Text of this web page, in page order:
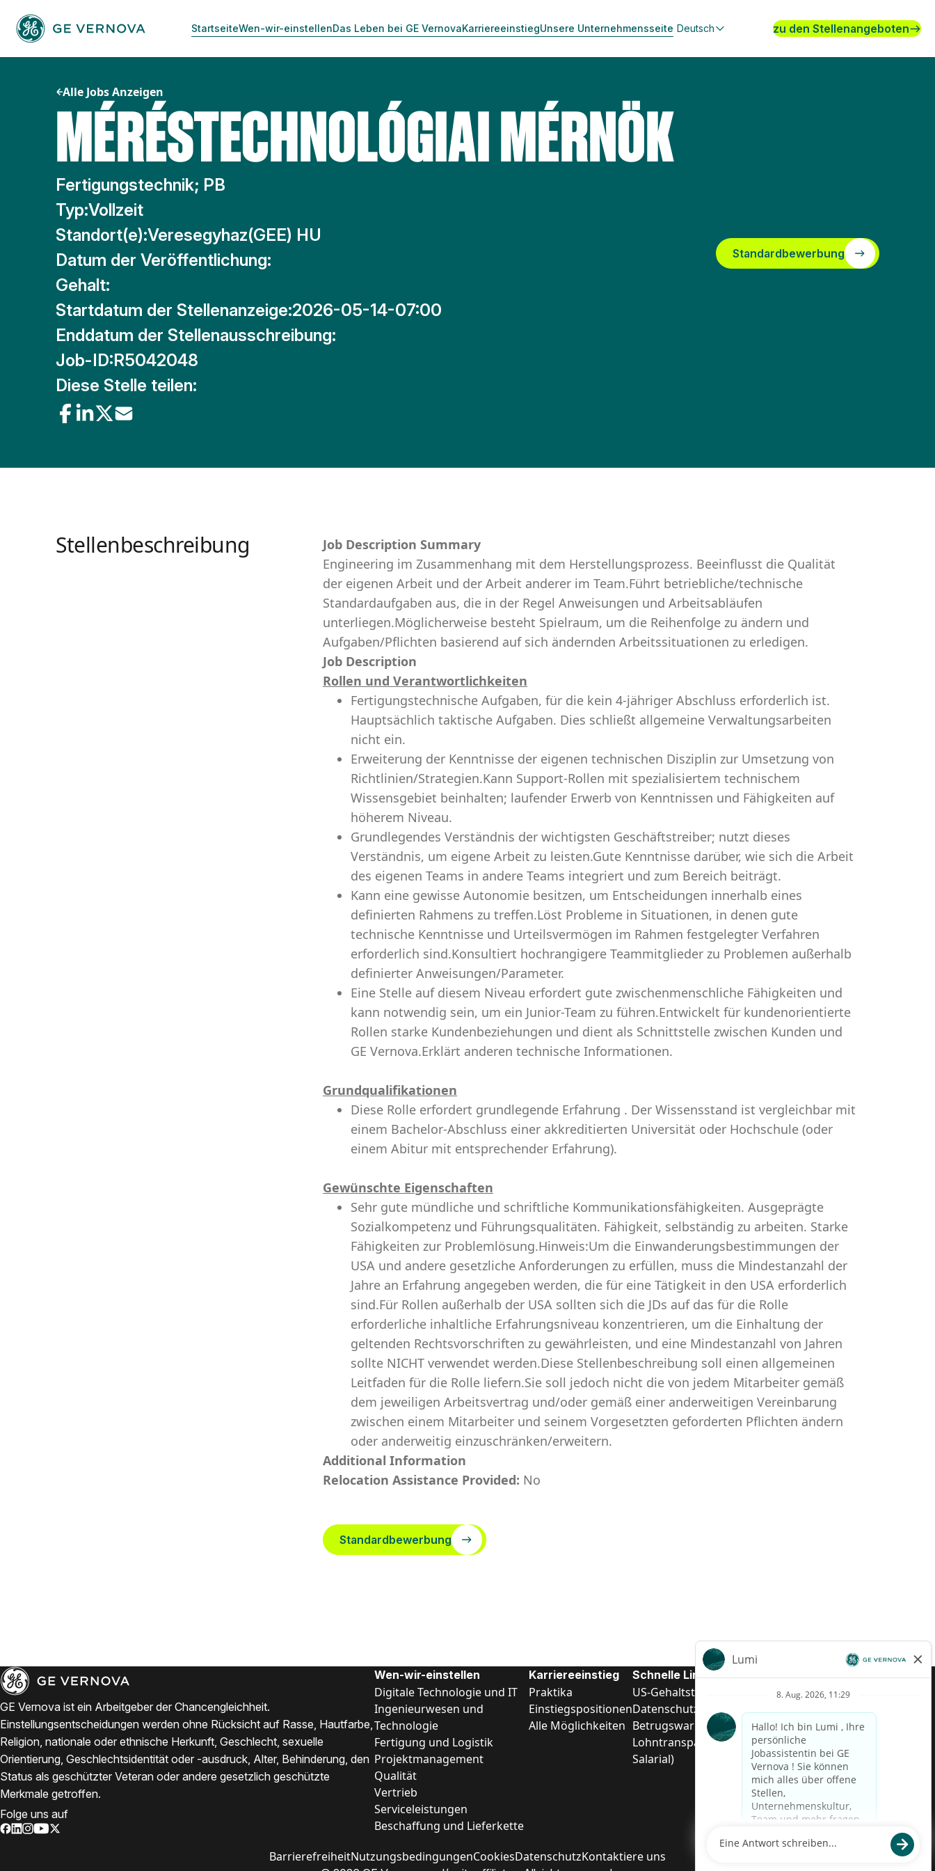
Inhalt
springen
StartseiteWen-wir-einstellenDas Leben bei GE VernovaKarriereeinstiegUnsere Unternehmensseite Deutsch zu den Stellenangeboten
Alle Jobs Anzeigen
MÉRÉSTECHNOLÓGIAI MÉRNÖK
Fertigungstechnik; PB
Typ:Vollzeit
Standort(e):Veresegyhaz(GEE) HU
Datum der Veröffentlichung:
Gehalt:
Startdatum der Stellenanzeige:2026-05-14-07:00
Enddatum der Stellenausschreibung:
Job-ID:R5042048
Diese Stelle teilen:
Standardbewerbung
Stellenbeschreibung
Job Description Summary
Engineering im Zusammenhang mit dem Herstellungsprozess. Beeinflusst die Qualität
der eigenen Arbeit und der Arbeit anderer im Team.Führt betriebliche/technische
Standardaufgaben aus, die in der Regel Anweisungen und Arbeitsabläufen
unterliegen.Möglicherweise besteht Spielraum, um die Reihenfolge zu ändern und
Aufgaben/Pflichten basierend auf sich ändernden Arbeitssituationen zu erledigen.
Job Description
Rollen und Verantwortlichkeiten
Fertigungstechnische Aufgaben, für die kein 4-jähriger Abschluss erforderlich ist.
Hauptsächlich taktische Aufgaben. Dies schließt allgemeine Verwaltungsarbeiten
nicht ein.
Erweiterung der Kenntnisse der eigenen technischen Disziplin zur Umsetzung von
Richtlinien/Strategien.Kann Support-Rollen mit spezialisiertem technischem
Wissensgebiet beinhalten; laufender Erwerb von Kenntnissen und Fähigkeiten auf
höherem Niveau.
Grundlegendes Verständnis der wichtigsten Geschäftstreiber; nutzt dieses
Verständnis, um eigene Arbeit zu leisten.Gute Kenntnisse darüber, wie sich die Arbeit
des eigenen Teams in andere Teams integriert und zum Bereich beiträgt.
Kann eine gewisse Autonomie besitzen, um Entscheidungen innerhalb eines
definierten Rahmens zu treffen.Löst Probleme in Situationen, in denen gute
technische Kenntnisse und Urteilsvermögen im Rahmen festgelegter Verfahren
erforderlich sind.Konsultiert hochrangigere Teammitglieder zu Problemen außerhalb
definierter Anweisungen/Parameter.
Eine Stelle auf diesem Niveau erfordert gute zwischenmenschliche Fähigkeiten und
kann notwendig sein, um ein Junior-Team zu führen.Entwickelt für kundenorientierte
Rollen starke Kundenbeziehungen und dient als Schnittstelle zwischen Kunden und
GE Vernova.Erklärt anderen technische Informationen.
Grundqualifikationen
Diese Rolle erfordert grundlegende Erfahrung . Der Wissensstand ist vergleichbar mit
einem Bachelor-Abschluss einer akkreditierten Universität oder Hochschule (oder
einem Abitur mit entsprechender Erfahrung).
Gewünschte Eigenschaften
Sehr gute mündliche und schriftliche Kommunikationsfähigkeiten. Ausgeprägte
Sozialkompetenz und Führungsqualitäten. Fähigkeit, selbständig zu arbeiten. Starke
Fähigkeiten zur Problemlösung.Hinweis:Um die Einwanderungsbestimmungen der
USA und andere gesetzliche Anforderungen zu erfüllen, muss die Mindestanzahl der
Jahre an Erfahrung angegeben werden, die für eine Tätigkeit in den USA erforderlich
sind.Für Rollen außerhalb der USA sollten sich die JDs auf das für die Rolle
erforderliche inhaltliche Erfahrungsniveau konzentrieren, um die Einhaltung der
geltenden Rechtsvorschriften zu gewährleisten, und eine Mindestanzahl von Jahren
sollte NICHT verwendet werden.Diese Stellenbeschreibung soll einen allgemeinen
Leitfaden für die Rolle liefern.Sie soll jedoch nicht die von jedem Mitarbeiter gemäß
dem jeweiligen Arbeitsvertrag und/oder gemäß einer anderweitigen Vereinbarung
zwischen einem Mitarbeiter und seinem Vorgesetzten geforderten Pflichten ändern
oder anderweitig einzuschränken/erweitern.
Additional Information
Relocation Assistance Provided: No
Standardbewerbung
GE Vernova ist ein Arbeitgeber der Chancengleichheit.
Einstellungsentscheidungen werden ohne Rücksicht auf Rasse, Hautfarbe,
Religion, nationale oder ethnische Herkunft, Geschlecht, sexuelle
Orientierung, Geschlechtsidentität oder -ausdruck, Alter, Behinderung, den
Status als geschützter Veteran oder andere gesetzlich geschützte
Merkmale getroffen.
Folge uns auf
Wen-wir-einstellen
Digitale Technologie und IT
Ingenieurwesen und
Technologie
Fertigung und Logistik
Projektmanagement
Qualität
Vertrieb
Serviceleistungen
Beschaffung und Lieferkette
Karriereeinstieg
Praktika
Einstiegspositionen
Alle Möglichkeiten
Schnelle Links
US-Gehalts­transparenz
Datenschutzhinweis für Kandidaten
Betrugswarnung
Lohntransparenz in Brasilien (Relatório de Transparência
Salarial)
BarrierefreiheitNutzungsbedingungenCookiesDatenschutzKontaktiere uns